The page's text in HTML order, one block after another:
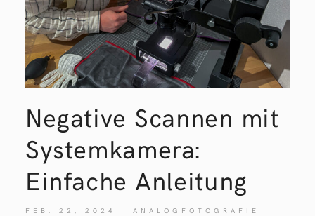
Negative Scannen mit
Systemkamera:
Einfache Anleitung
FEB. 22, 2024
ANALOGFOTOGRAFIE